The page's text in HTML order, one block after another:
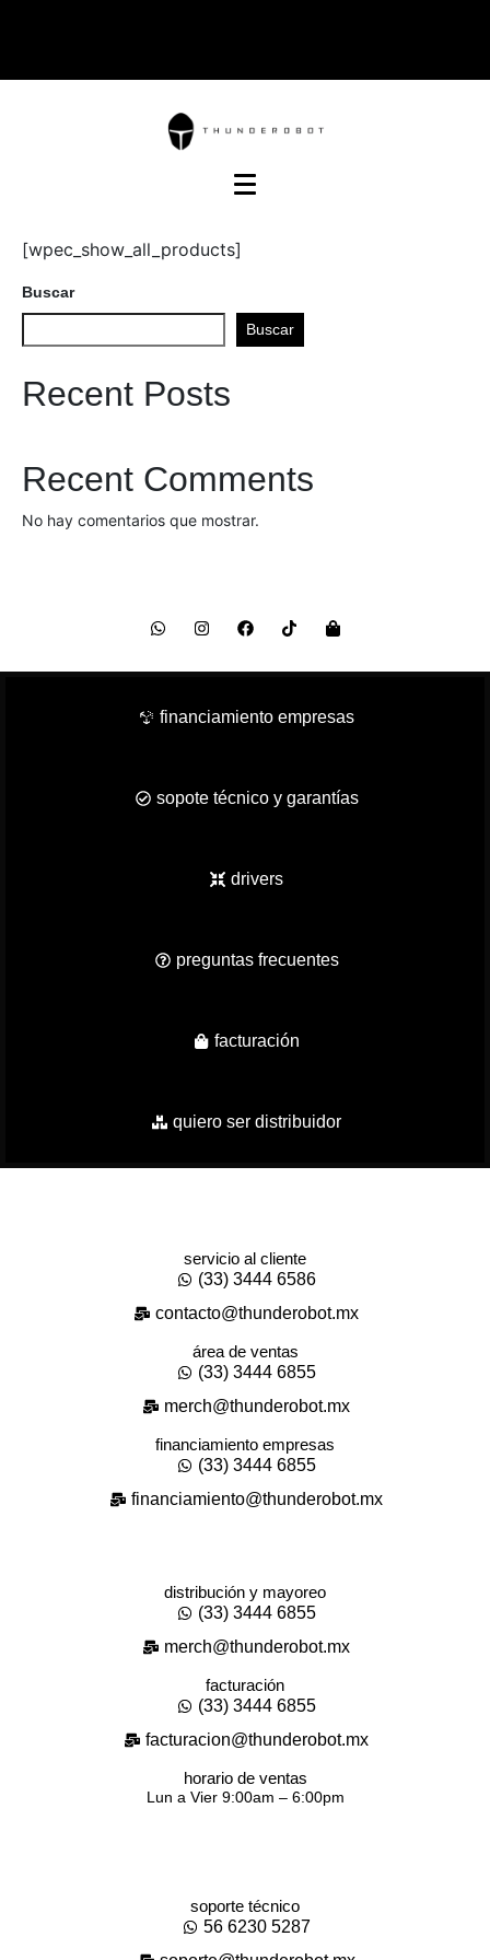
[wpec_show_all_products]
Buscar
Buscar
Recent Posts
Recent Comments
No hay comentarios que mostrar.
financiamiento empresas
sopote técnico y garantías
drivers
preguntas frecuentes
facturación
quiero ser distribuidor
servicio al cliente
(33) 3444 6586
contacto@thunderobot.mx
área de ventas
(33) 3444 6855
merch@thunderobot.mx
financiamiento empresas
(33) 3444 6855
financiamiento@thunderobot.mx
distribución y mayoreo
(33) 3444 6855
merch@thunderobot.mx
facturación
(33) 3444 6855
facturacion@thunderobot.mx
horario de ventas
Lun a Vier 9:00am – 6:00pm
soporte técnico
56 6230 5287